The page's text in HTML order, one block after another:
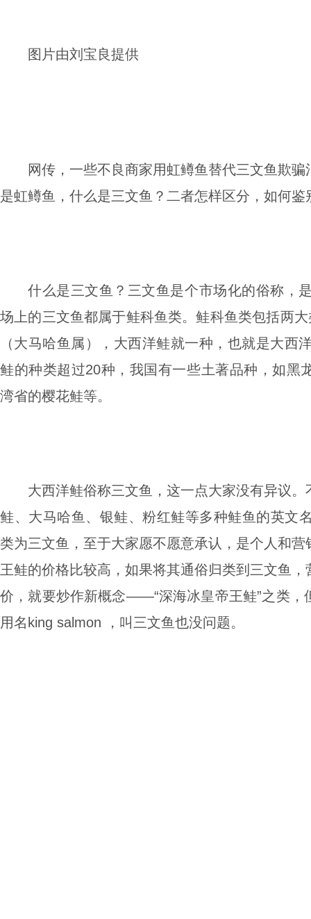
图片由刘宝良提供
网传，一些不良商家用虹鳟鱼替代三文鱼欺
是虹鳟鱼，什么是三文鱼？二者怎样区分，如何鉴
什么是三文鱼？三文鱼是个市场化的俗称，
场上的三文鱼都属于鲑科鱼类。鲑科鱼类包括两
（大马哈鱼属），大西洋鲑就一种，也就是大西
鲑的种类超过20种，我国有一些土著品种，如黑
湾省的樱花鲑等。
大西洋鲑俗称三文鱼，这一点大家没有异议
鲑、大马哈鱼、银鲑、粉红鲑等多种鲑鱼的英文
类为三文鱼，至于大家愿不愿意承认，是个人和
王鲑的价格比较高，如果将其通俗归类到三文鱼
价，就要炒作新概念——“深海冰皇帝王鲑”之类，
用名king salmon ，叫三文鱼也没问题。